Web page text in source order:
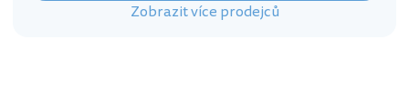
Zobrazit více prodejců